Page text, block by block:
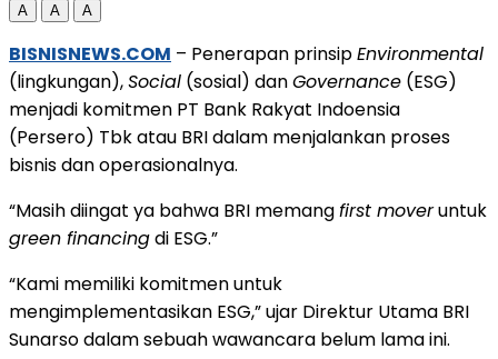
A A A
BISNISNEWS.COM – Penerapan prinsipEnvironmental
(lingkungan),Social (sosial) danGovernance (ESG)
menjadi komitmen PT Bank Rakyat Indoensia
(Persero) Tbk atau BRI dalam menjalankan proses
bisnis dan operasionalnya.
“Masih diingat ya bahwa BRI memangfirst moveruntuk
green financingdi ESG.”
“Kami memiliki komitmen untuk
mengimplementasikan ESG,” ujar Direktur Utama BRI
Sunarso dalam sebuah wawancara belum lama ini.